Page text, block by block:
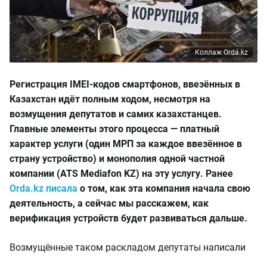
Коллаж Orda.kz
Регистрация IMEI-кодов смартфонов, ввезённых в
Казахстан идёт полным ходом, несмотря на
возмущения депутатов и самих казахстанцев.
Главные элементы этого процесса — платный
характер услуги (один МРП за каждое ввезённое в
страну устройство) и монополия одной частной
компании (ATS Mediafon KZ) на эту услугу. Ранее
Orda.kz писала о том, как эта компания начала свою
деятельность, а сейчас мы расскажем, как
верификация устройств будет развиваться дальше.
Возмущённые таком раскладом депутаты написали